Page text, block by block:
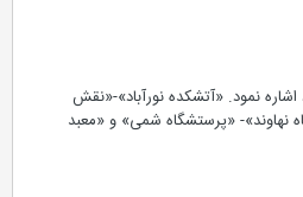
نمود. «آتشکده نورآباد»-«نقش
«پرستشگاه شمی» و «معبد